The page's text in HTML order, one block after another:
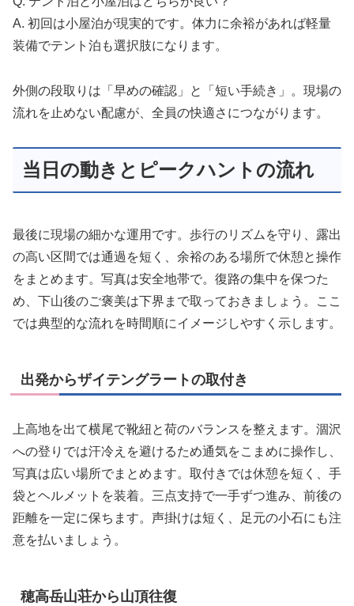
A. 初回は小屋泊が現実的です。体力に余裕があれば軽量
装備でテント泊も選択肢になります。
外側の段取りは「早めの確認」と「短い手続き」。現場の
流れを止めない配慮が、全員の快適さにつながります。
当日の動きとピークハントの流れ
最後に現場の細かな運用です。歩行のリズムを守り、露出
の高い区間では通過を短く、余裕のある場所で休憩と操作
をまとめます。写真は安全地帯で。復路の集中を保つた
め、下山後のご褒美は下界まで取っておきましょう。ここ
では典型的な流れを時間順にイメージしやすく示します。
出発からザイテングラートの取付き
上高地を出て横尾で靴紐と荷のバランスを整えます。涸沢
への登りでは汗冷えを避けるため通気をこまめに操作し、
写真は広い場所でまとめます。取付きでは休憩を短く、手
袋とヘルメットを装着。三点支持で一手ずつ進み、前後の
距離を一定に保ちます。声掛けは短く、足元の小石にも注
意を払いましょう。
穂高岳山荘から山頂往復